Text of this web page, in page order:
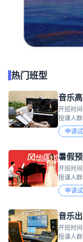
热门班型
音乐
开班时
授课人
申请
暑假
开班时
授课人
申请
音乐
开班时
授课人